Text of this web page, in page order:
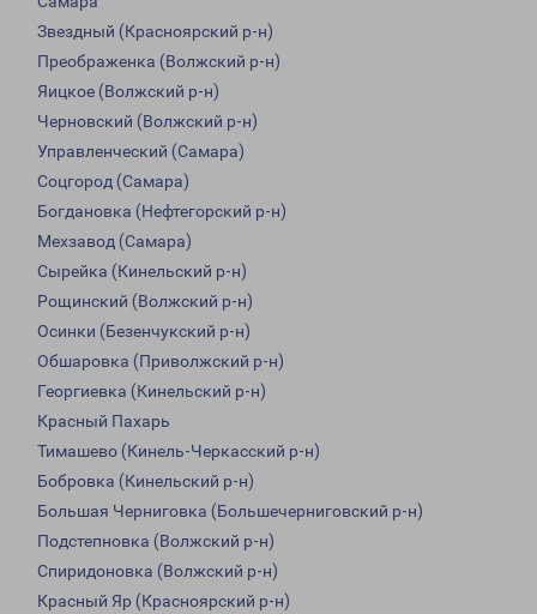
Звездный (Красноярский р-н)
Преображенка (Волжский р-н)
Яицкое (Волжский р-н)
Черновский (Волжский р-н)
Управленческий (Самара)
Соцгород (Самара)
Богдановка (Нефтегорский р-н)
Мехзавод (Самара)
Сырейка (Кинельский р-н)
Рощинский (Волжский р-н)
Осинки (Безенчукский р-н)
Обшаровка (Приволжский р-н)
Георгиевка (Кинельский р-н)
Красный Пахарь
Тимашево (Кинель-Черкасский р-н)
Бобровка (Кинельский р-н)
Большая Черниговка (Большечерниговский р-н)
Подстепновка (Волжский р-н)
Спиридоновка (Волжский р-н)
Красный Яр (Красноярский р-н)